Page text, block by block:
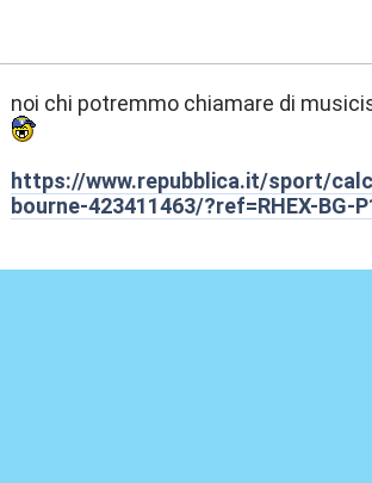
noi chi potremmo chiamare di
https://www.repubblica.it/sport/
bourne-423411463/?ref=RHEX-BG-